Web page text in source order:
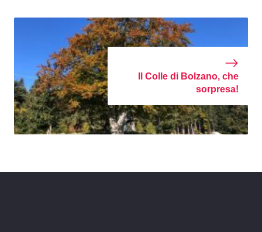
Il Colle di Bolzano, che
sorpresa!